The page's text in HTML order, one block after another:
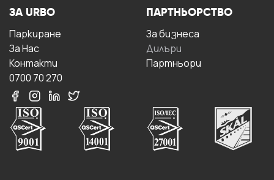
ЗА URBO
Паркиране
За Hас
Контакти
0700 70 270
ПАРТНЬОРСТВО
За бизнесa
Дилъри
Партньори